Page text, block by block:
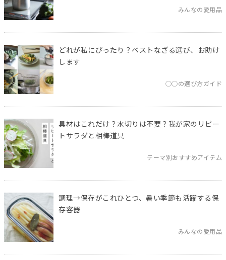
みんなの愛用品
どれが私にぴったり？ベストなざる選び、お助け
します
◯◯の選び方ガイド
具材はこれだけ？水切りは不要？我が家のリピー
トサラダと相棒道具
テーマ別おすすめアイテム
調理→保存がこれひとつ、暑い季節も活躍する保
存容器
みんなの愛用品